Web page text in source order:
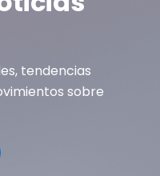
tendencias
sobre